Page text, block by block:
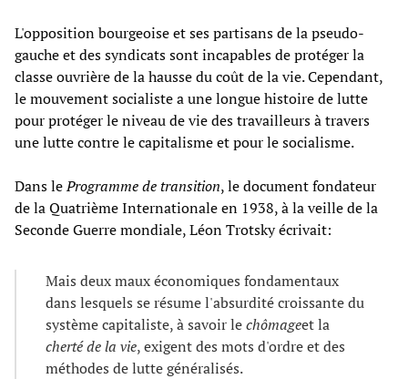
L'opposition bourgeoise et ses partisans de la pseudo-
gauche et des syndicats sont incapables de protéger la
classe ouvrière de la hausse du coût de la vie. Cependant,
le mouvement socialiste a une longue histoire de lutte
pour protéger le niveau de vie des travailleurs à travers
une lutte contre le capitalisme et pour le socialisme.
Dans leProgramme de transition, le document fondateur
de la Quatrième Internationale en 1938, à la veille de la
Seconde Guerre mondiale, Léon Trotsky écrivait:
Mais deux maux économiques fondamentaux
dans lesquels se résume l'absurdité croissante du
système capitaliste, à savoir lechômageet la
cherté de la vie, exigent des mots d'ordre et des
méthodes de lutte généralisés.